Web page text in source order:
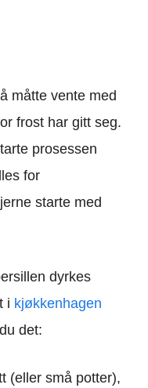
måtte vente med
frost har gitt seg.
prosessen
for
starte med
dyrkes
i kjøkkenhagen
det:
(eller små potter),